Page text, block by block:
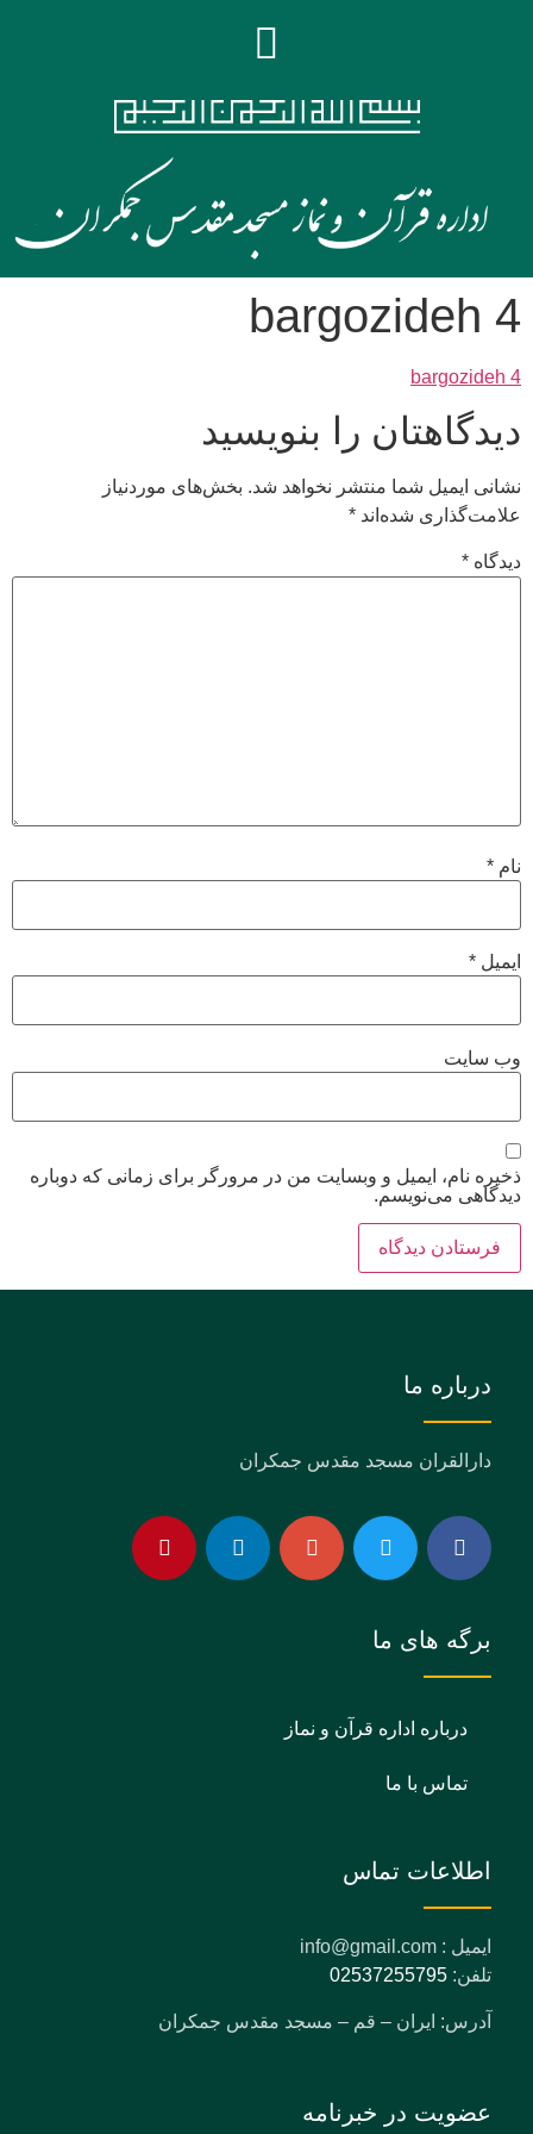
bargozideh 4
bargozideh 4
دیدگاهتان را بنویسید
نشانی ایمیل شما منتشر نخواهد شد. بخش‌های موردنیاز
علامت‌گذاری شده‌اند *
دیدگاه *
نام *
ایمیل *
وب‌ سایت
ذخیره نام، ایمیل و وبسایت من در مرورگر برای زمانی که دوباره
دیدگاهی می‌نویسم.
درباره ما
دارالقران مسجد مقدس جمکران
برگه های ما
درباره اداره قرآن و نماز
تماس با ما
اطلاعات تماس
ایمیل : info@gmail.com
تلفن: 02537255795
آدرس: ایران – قم – مسجد مقدس جمکران
عضویت در خبرنامه